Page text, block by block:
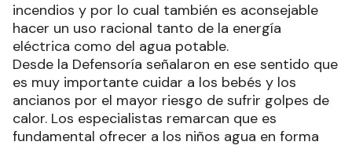
incendios y por lo cual también es aconsejable
hacer un uso racional tanto de la energía
eléctrica como del agua potable.
Desde la Defensoría señalaron en ese sentido que
es muy importante cuidar a los bebés y los
ancianos por el mayor riesgo de sufrir golpes de
calor. Los especialistas remarcan que es
fundamental ofrecer a los niños agua en forma